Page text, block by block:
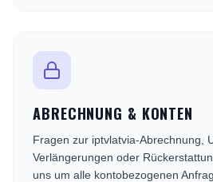
ABRECHNUNG & KONTEN
Fragen zur iptvlatvia-Abrechnung,
Verlängerungen oder
uns um alle kontobezogenen